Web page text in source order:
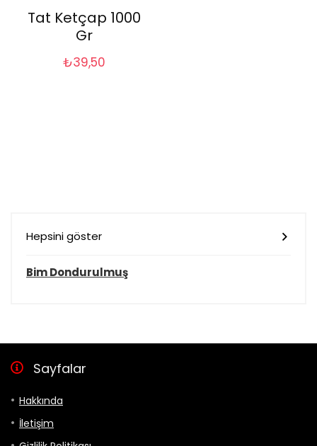
Tat Ketçap 1000
Gr
₺39,50
Hepsini göster
Bim Dondurulmuş
Sayfalar
Hakkında
İletişim